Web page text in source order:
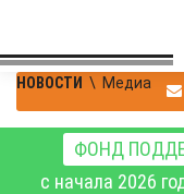
НОВОСТИ \ Медиа
ФОНД
с начала 2026